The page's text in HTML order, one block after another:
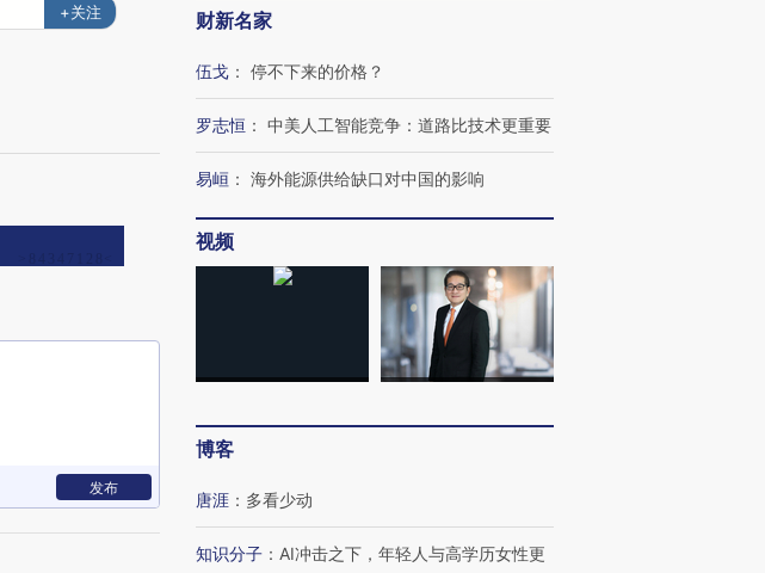
+关注
发布
财新名家
伍戈 ： 停不下来的价格？
罗志恒 ： 中美人工智能竞争：道路比技术更重要
易峘 ： 海外能源供给缺口对中国的影响
视频
博客
唐涯 ： 多看少动
知识分子 ： AI冲击之下，年轻人与高学历女性更